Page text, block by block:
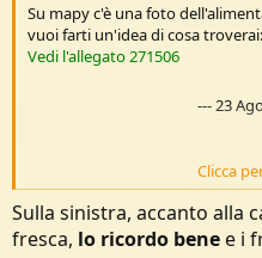
Su mapy c'è una foto
vuoi farti un'idea di cosa troverai:
Vedi l'allegato 271506
---23
https://maps.app.goo.gl/
Clicca
Sulla sinistra, accanto alla
fresca, lo ricordo benee i